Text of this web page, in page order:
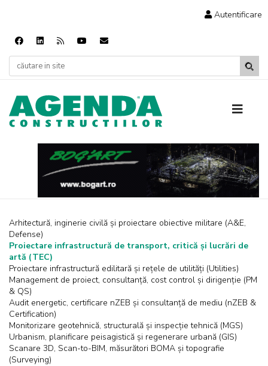
Autentificare
Arhitectură, inginerie civilă și proiectare obiective militare (A&E,
Defense)
Proiectare infrastructură de transport, critică și lucrări de
artă (TEC)
Proiectare infrastructură edilitară și rețele de utilități (Utilities)
Management de proiect, consultanță, cost control și dirigenție (PM
& QS)
Audit energetic, certificare nZEB și consultanță de mediu (nZEB &
Certification)
Monitorizare geotehnică, structurală și inspecție tehnică (MGS)
Urbanism, planificare peisagistică și regenerare urbană (GIS)
Scanare 3D, Scan-to-BIM, măsurători BOMA și topografie
(Surveying)